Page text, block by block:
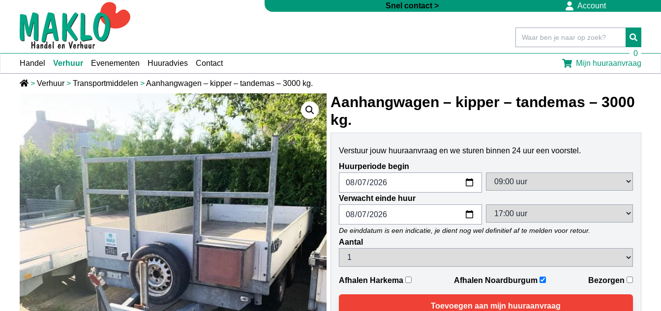
Snel contact > Account
Handel Verhuur Evenementen Huuradvies Contact Mijn huuraanvraag
0
> Verhuur > Transportmiddelen >Aanhangwagen – kipper – tandemas – 3000 kg.
Aanhangwagen – kipper – tandemas – 3000
kg.
Verstuur jouw huuraanvraag en we sturen binnen 24 uur een voorstel.
Huurperiode begin
Verwacht einde huur
De einddatum is een indicatie, je dient nog wel definitief af te melden voor retour.
Aantal
Afhalen Harkema Afhalen Noardburgum Bezorgen
Toevoegen aan mijn huuraanvraag